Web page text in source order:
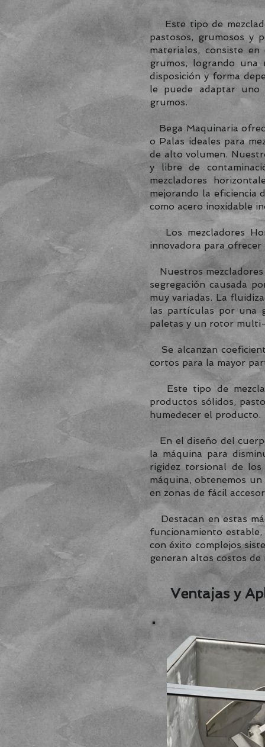
Este tipo de
pastosos, grumosos y
materiales, consiste
grumos, logrando
disposición y forma
le puede adaptar uno
grumos.
Bega Maquinaria
o Palas ideales para
de alto volumen.
y libre de
mezcladores
mejorando la eficiencia
como acero inoxidable
Los mezcladores
innovadora para ofrecer
Nuestros mezcladores
segregación causada
muy variadas. La
las partículas por una
paletas y un rotor
Se alcanzan
cortos para la mayor
Este tipo de
productos sólidos,
humedecer el producto.
En el diseño del
la máquina para
rigidez torsional de
máquina, obtenemos
en zonas de fácil
Destacan en estas
funcionamiento
con éxito complejos
generan altos costos de
Ventajas y